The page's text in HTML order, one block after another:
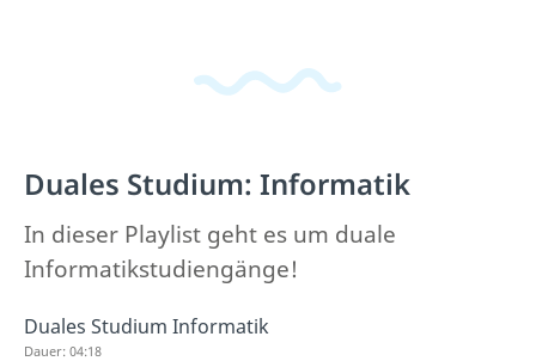
Duales Studium: Informatik
In dieser Playlist geht es um duale
Informatikstudiengänge!
Duales Studium Informatik
Dauer: 04:18